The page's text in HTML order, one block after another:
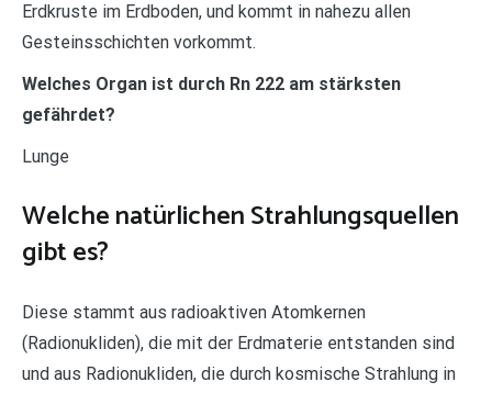
Erdkruste im Erdboden, und kommt in nahezu allen
Gesteinsschichten vorkommt.
Welches Organ ist durch Rn 222 am stärksten
gefährdet?
Lunge
Welche natürlichen Strahlungsquellen
gibt es?
Diese stammt aus radioaktiven Atomkernen
(Radionukliden), die mit der Erdmaterie entstanden sind
und aus Radionukliden, die durch kosmische Strahlung in